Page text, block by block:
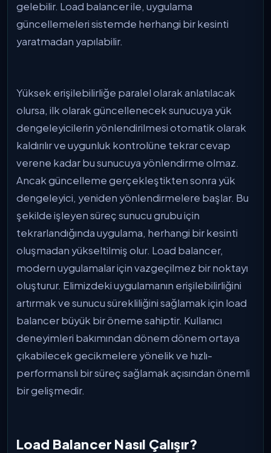
gelebilir. Load balancer ile, uygulama
güncellemeleri sistemde herhangi bir kesinti
yaratmadan yapılabilir.
Yüksek erişilebilirliğe paralel olarak anlatılacak
olursa, ilk olarak güncellenecek sunucuya yük
dengeleyicilerin yönlendirilmesi otomatik olarak
kaldırılır ve uygunluk kontrolüne tekrar cevap
verene kadar bu sunucuya yönlendirme olmaz.
Ancak güncelleme gerçekleştikten sonra yük
dengeleyici, yeniden yönlendirmelere başlar. Bu
şekilde işleyen süreç sunucu grubu için
tekrarlandığında uygulama, herhangi bir kesinti
oluşmadan yükseltilmiş olur. Load balancer,
modern uygulamalar için vazgeçilmez bir noktayı
oluşturur. Elimizdeki uygulamanın erişilebilirliğini
artırmak ve sunucu sürekliliğini sağlamak için load
balancer büyük bir öneme sahiptir. Kullanıcı
deneyimleri bakımından dönem dönem ortaya
çıkabilecek gecikmelere yönelik ve hızlı-
performanslı bir süreç sağlamak açısından önemli
bir gelişmedir.
Load Balancer Nasıl Çalışır?